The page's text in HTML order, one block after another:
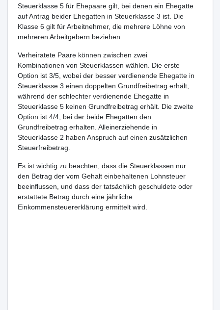
Steuerklasse 5 für Ehepaare gilt, bei denen ein Ehegatte
auf Antrag beider Ehegatten in Steuerklasse 3 ist. Die
Klasse 6 gilt für Arbeitnehmer, die mehrere Löhne von
mehreren Arbeitgebern beziehen.
Verheiratete Paare können zwischen zwei
Kombinationen von Steuerklassen wählen. Die erste
Option ist 3/5, wobei der besser verdienende Ehegatte in
Steuerklasse 3 einen doppelten Grundfreibetrag erhält,
während der schlechter verdienende Ehegatte in
Steuerklasse 5 keinen Grundfreibetrag erhält. Die zweite
Option ist 4/4, bei der beide Ehegatten den
Grundfreibetrag erhalten. Alleinerziehende in
Steuerklasse 2 haben Anspruch auf einen zusätzlichen
Steuerfreibetrag.
Es ist wichtig zu beachten, dass die Steuerklassen nur
den Betrag der vom Gehalt einbehaltenen Lohnsteuer
beeinflussen, und dass der tatsächlich geschuldete oder
erstattete Betrag durch eine jährliche
Einkommensteuererklärung ermittelt wird.